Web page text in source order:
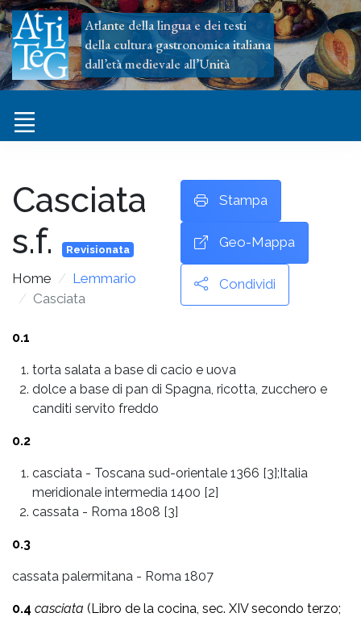
Atlante della lingua e dei testi
della cultura gastronomica italiana
dall’età medievale all’Unità
Casciata
s.f.
Revisionata
Home
Lemmario
Casciata
Stampa
Geo-Mappa
Condividi
0.1
torta salata a base di cacio e uova
dolce a base di pan di Spagna, ricotta, zucchero e
canditi servito freddo
0.2
casciata - Toscana sud-orientale 1366 [3];Italia
meridionale intermedia 1400 [2]
cassata - Roma 1808 [3]
0.3
cassata palermitana - Roma 1807
0.4 casciata (Libro de la cocina, sec. XIV secondo terzo;